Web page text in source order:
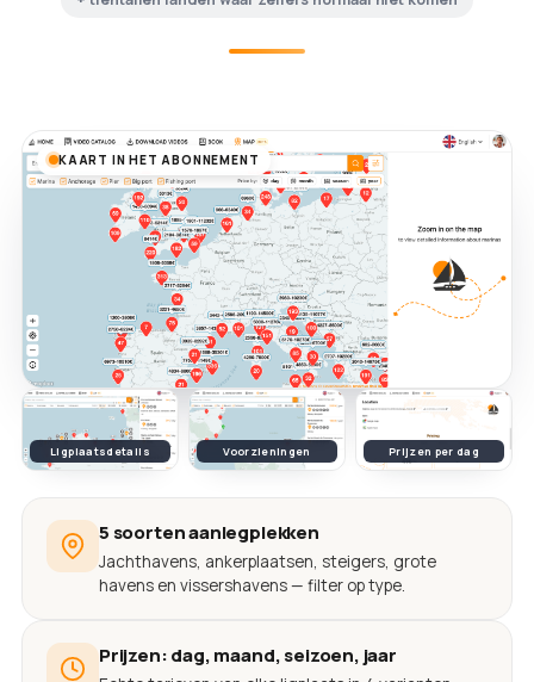
KAART IN HET ABONNEMENT
Ligplaatsdetails Voorzieningen Prijzen per dag
5 soorten aanlegplekken
Jachthavens, ankerplaatsen, steigers, grote
havens en vissershavens — filter op type.
Prijzen: dag, maand, seizoen, jaar